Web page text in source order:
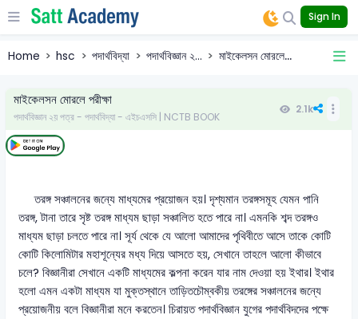
Sign In
Home hsc পদার্থবিদ্যা পদার্থবিজ্ঞান ২... মাইকেলসন মোরলে...
মাইকেলসন মোরলে পরীক্ষা
পদার্থবিজ্ঞান ২য় পত্র - পদার্থবিদ্যা - এইচএসসি | NCTB BOOK
2.1k
তরঙ্গ সঞ্চালনের জন্যে মাধ্যমের প্রয়োজন হয়। দৃশ্যমান তরঙ্গসমূহ যেমন পানি
তরঙ্গ, টানা তারে সৃষ্ট তরঙ্গ মাধ্যম ছাড়া সঞ্চালিত হতে পারে না। এমনকি শব্দ তরঙ্গও
মাধ্যম ছাড়া চলতে পারে না। সূর্য থেকে যে আলো আমাদের পৃথিবীতে আসে তাকে কোটি
কোটি কিলোমিটার মহাশূন্যের মধ্য দিয়ে আসতে হয়, সেখানে তাহলে আলো কীভাবে
চলে? বিজ্ঞানীরা সেখানে একটি মাধ্যমের কল্পনা করেন যার নাম দেওয়া হয় ইথার। ইথার
হলো এমন একটা মাধ্যম যা মুক্তস্থানে তাড়িতচৌম্বকীয় তরঙ্গের সঞ্চালনের জন্যে
প্রয়োজনীয় বলে বিজ্ঞানীরা মনে করতেন। চিরায়ত পদার্থবিজ্ঞান যুগের পদার্থবিদদের পক্ষে